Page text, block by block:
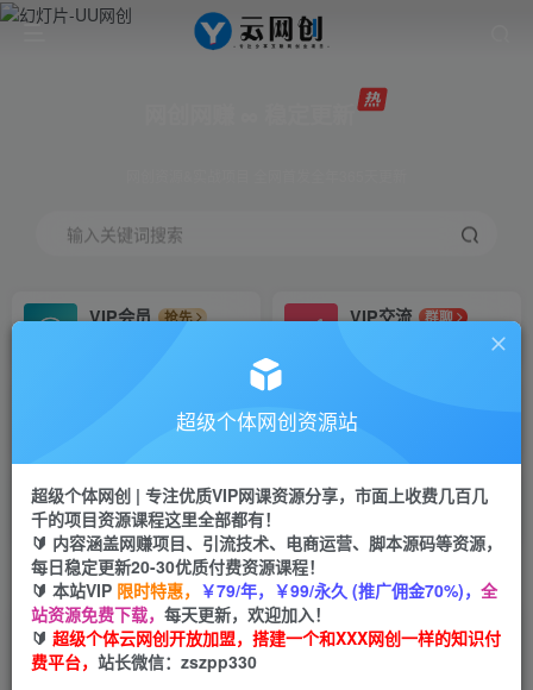
输入关键词搜索
VIP会员
抢先
VIP交流
群聊
研究探讨更多创业项目路子。
会员专属推广链接
招募站长
挂机
项目
脚本卡密
APP下载
GO
首页 创业课程 会员专属 正文
（6859期）刚需高利润副业，学霸高考笔记新玩
法，0成本变现通过一部手机实现日入500+
超级个体网创资源站
超级个体网创 | 专注优质VIP网课资源分享，市面上收费几百几
千的项目资源课程这里全部都有！
🔰 内容涵盖网赚项目、引流技术、电商运营、脚本源码等资源，
每日稳定更新20-30优质付费资源课程！
🔰 本站VIP 限时特惠， ￥79/年，￥99/永久 (推广佣金70%)， 全
站资源免费下载， 每天更新，欢迎加入！
🔰 超级个体云网创开放加盟，搭建一个和XXX网创一样的知识付
费平台， 站长微信：zszpp330